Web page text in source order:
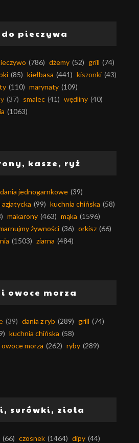
do pieczywa
(786) dżemy (52) grill (74)
(85) kiełbasa (441) kiszonki (43)
(110) marynaty (109)
(37) smalec (41) wędliny (40)
(1063)
kasze, ryż
dania jednogarnkowe (39)
(99) kuchnia chińska (58)
makarony (463) mąka (1596)
żywności (36) orkisz (66)
(1503) ziarna (484)
owoce morza
(39) dania z ryb (289) grill (74)
kuchnia chińska (58)
owoce morza (262) ryby (289)
surówki, zioła
(66) czosnek (1464) dipy (44)